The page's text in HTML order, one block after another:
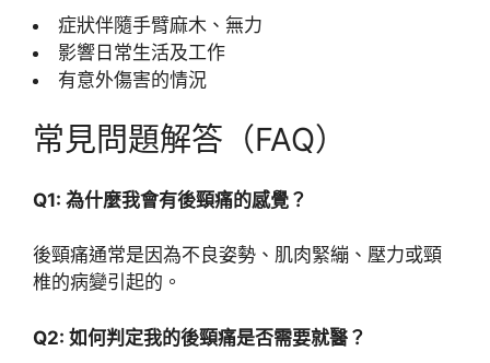
症狀伴隨手臂麻木、無力
影響日常生活及工作
有意外傷害的情況
常見問題解答（FAQ）
Q1: 為什麼我會有後頸痛的感覺？
後頸痛通常是因為不良姿勢、肌肉緊繃、壓力或頸
椎的病變引起的。
Q2: 如何判定我的後頸痛是否需要就醫？